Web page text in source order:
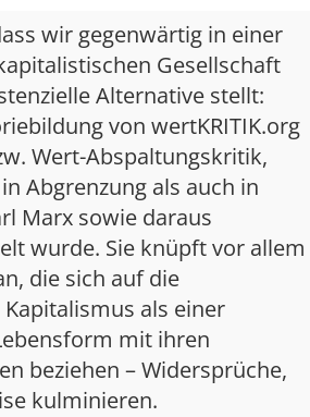
wir gegenwärtig in einer
Gesellschaft
Alternative stellt:
von wertKRITIK.org
Wert-Abspaltungskritik,
Abgrenzung als auch in
Marx sowie daraus
wurde. Sie knüpft vor allem
die sich auf die
als einer
mit ihren
beziehen – Widersprüche,
kulminieren.